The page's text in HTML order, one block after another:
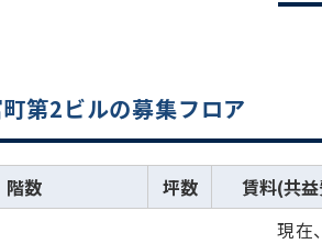
第2ビルの募集フロア
階数 坪数 賃料(共
現在